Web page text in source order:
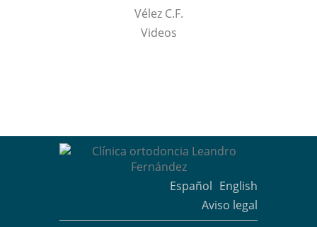
Vélez C.F.
Videos
Español English
Aviso legal